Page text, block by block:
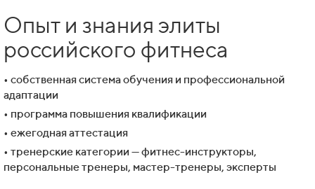
Опыт и знания элиты
российского фитнеса
• собственная система обучения и профессиональной
адаптации
• программа повышения квалификации
• ежегодная аттестация
• тренерские категории — фитнес-инструкторы,
персональные тренеры, мастер-тренеры, эксперты